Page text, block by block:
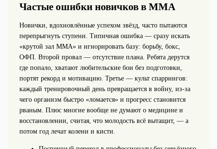
Частые ошибки новичков в ММА
Новички, вдохновлённые успехом звёзд, часто пытаются
перепрыгнуть ступени. Типичная ошибка — сразу искать
«крутой зал ММА» и игнорировать базу: борьбу, бокс,
ОФП. Второй провал — отсутствие плана. Ребята дерутся
где попало, хватают любительские бои без подготовки,
портят рекорд и мотивацию. Третье — культ спаррингов:
каждый тренировочный день превращается в войну, из-за
чего организм быстро «ломается» и прогресс становится
рваным. Плюс многие вообще не думают о медицине и
восстановлении, считая, что молодость всё вытащит, — а
потом год лечат колени и кисти.